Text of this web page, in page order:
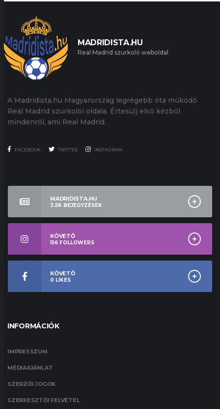
MADRIDISTA.HU
Real Madrid szurkoló weboldal
A Madridista.hu Magyarország legrégebb óta működő
Real Madrid szurkolói oldala. Értesülj első kézből
mindenről, ami Real Madrid.
FACEBOOK TWITTER INSTAGRAM
MADRIDISTA.HU
3.5K BEJEGYZÉSEK
KÖVETŐ
156 FOLLOWERS
KÖVETŐ
0 LIKES
INFORMÁCIÓK
IMPRESSZUM
MÉDIAAJÁNLAT
SZERZŐI JOGOK
SZERKESZTŐI FELVÉTEL